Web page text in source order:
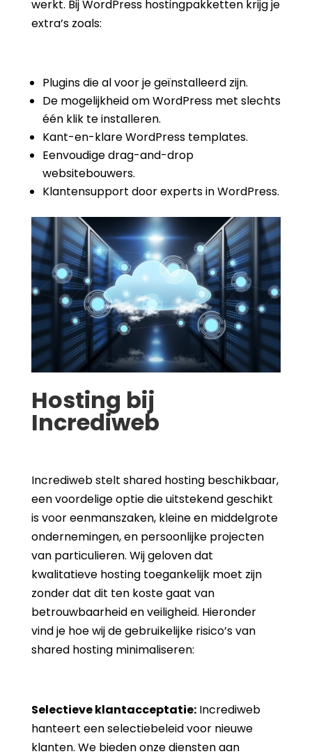
werkt. Bij WordPress hostingpakketten krijg je
extra’s zoals:
Plugins die al voor je geïnstalleerd zijn.
De mogelijkheid om WordPress met slechts
één klik te installeren.
Kant-en-klare WordPress templates.
Eenvoudige drag-and-drop
websitebouwers.
Klantensupport door experts in WordPress.
Hosting bij
Incrediweb
Incrediweb stelt shared hosting beschikbaar,
een voordelige optie die uitstekend geschikt
is voor eenmanszaken, kleine en middelgrote
ondernemingen, en persoonlijke projecten
van particulieren. Wij geloven dat
kwalitatieve hosting toegankelijk moet zijn
zonder dat dit ten koste gaat van
betrouwbaarheid en veiligheid. Hieronder
vind je hoe wij de gebruikelijke risico’s van
shared hosting minimaliseren:
Selectieve klantacceptatie:Incrediweb
hanteert een selectiebeleid voor nieuwe
klanten. We bieden onze diensten aan